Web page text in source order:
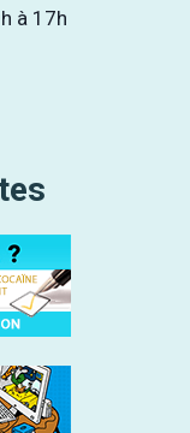
à 17h